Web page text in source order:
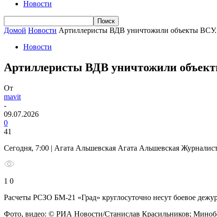
Новости
Домой Новости Артиллеристы ВДВ уничтожили объекты
Новости
Артиллеристы ВДВ уничтожили
От
mavit
-
09.07.2026
0
41
Сегодня, 7:00 | Агата Альшевская Агата Альшевская
1 0
Расчеты РСЗО БМ-21 «Град» круглосуточно несут боевое
Фото, видео: © РИА Новости/Станислав Красильников;